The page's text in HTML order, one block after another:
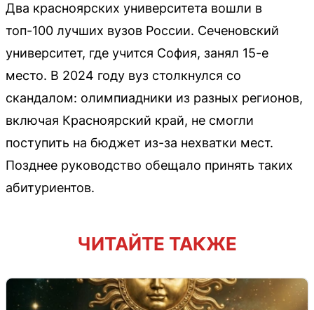
Два красноярских университета вошли в
топ-100 лучших вузов России. Сеченовский
университет, где учится София, занял 15-е
место. В 2024 году вуз столкнулся со
скандалом: олимпиадники из разных регионов,
включая Красноярский край, не смогли
поступить на бюджет из-за нехватки мест.
Позднее руководство обещало принять таких
абитуриентов.
ЧИТАЙТЕ ТАКЖЕ